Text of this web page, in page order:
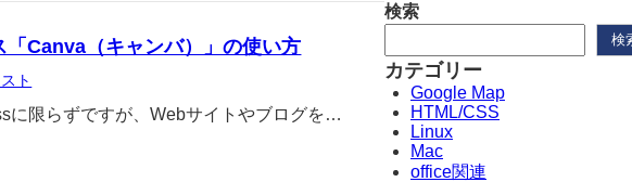
Canva（キャンバ）」の使い方
ト
限らずですが、Webサイトやブログを…
検索
検
カテゴリー
Google Map
HTML/CSS
Linux
Mac
office関連